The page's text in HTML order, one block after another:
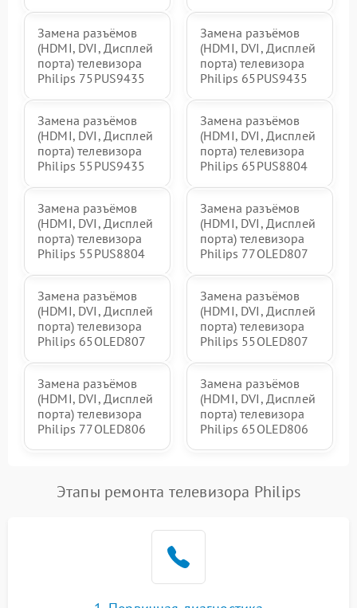
Замена разъёмов
(HDMI, DVI, Дисплей
порта) телевизора
Philips 75PUS9435
Замена разъёмов
(HDMI, DVI, Дисплей
порта) телевизора
Philips 65PUS9435
Замена разъёмов
(HDMI, DVI, Дисплей
порта) телевизора
Philips 55PUS9435
Замена разъёмов
(HDMI, DVI, Дисплей
порта) телевизора
Philips 65PUS8804
Замена разъёмов
(HDMI, DVI, Дисплей
порта) телевизора
Philips 55PUS8804
Замена разъёмов
(HDMI, DVI, Дисплей
порта) телевизора
Philips 77OLED807
Замена разъёмов
(HDMI, DVI, Дисплей
порта) телевизора
Philips 65OLED807
Замена разъёмов
(HDMI, DVI, Дисплей
порта) телевизора
Philips 55OLED807
Замена разъёмов
(HDMI, DVI, Дисплей
порта) телевизора
Philips 77OLED806
Замена разъёмов
(HDMI, DVI, Дисплей
порта) телевизора
Philips 65OLED806
Этапы ремонта телевизора Philips